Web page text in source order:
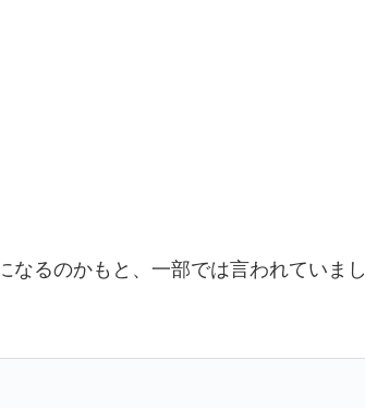
なるのかもと、一部では言われていまし